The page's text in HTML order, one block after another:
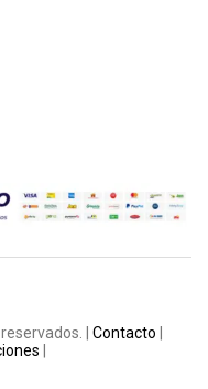
| Contacto